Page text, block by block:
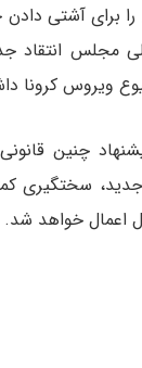
برای آشتی دادن
مجلس انتقاد
ویروس کرونا
چنین
سختگیری
اعمال خواهد شد.